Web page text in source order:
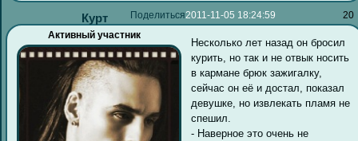
Поделиться 20
2011-11-05 18:24:59
Курт
Активный участник
Несколько лет назад он бросил
курить, но так и не отвык носить
в кармане брюк зажигалку,
сейчас он её и достал, показал
девушке, но извлекать пламя не
спешил.
- Наверное это очень не